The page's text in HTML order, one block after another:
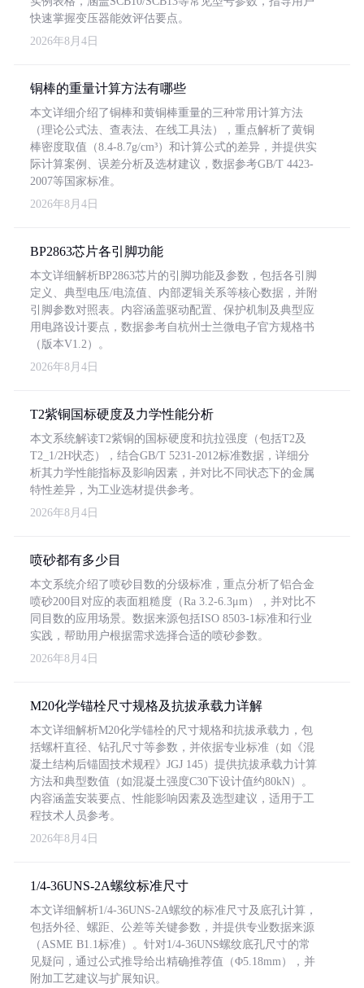
快速掌握变压器能效评估要点。
2026年8月4日
铜棒的重量计算方法有哪些
本文详细介绍了铜棒和黄铜棒重量的三种常用计算方法
（理论公式法、查表法、在线工具法），重点解析了黄铜
棒密度取值（8.4-8.7g/cm³）和计算公式的差异，并提供实
际计算案例、误差分析及选材建议，数据参考GB/T 4423-
2007等国家标准。
2026年8月4日
BP2863芯片各引脚功能
本文详细解析BP2863芯片的引脚功能及参数，包括各引脚
定义、典型电压/电流值、内部逻辑关系等核心数据，并附
引脚参数对照表。内容涵盖驱动配置、保护机制及典型应
用电路设计要点，数据参考自杭州士兰微电子官方规格书
（版本V1.2）。
2026年8月4日
T2紫铜国标硬度及力学性能分析
本文系统解读T2紫铜的国标硬度和抗拉强度（包括T2及
T2_1/2H状态），结合GB/T 5231-2012标准数据，详细分
析其力学性能指标及影响因素，并对比不同状态下的金属
特性差异，为工业选材提供参考。
2026年8月4日
喷砂都有多少目
本文系统介绍了喷砂目数的分级标准，重点分析了铝合金
喷砂200目对应的表面粗糙度（Ra 3.2-6.3μm），并对比不
同目数的应用场景。数据来源包括ISO 8503-1标准和行业
实践，帮助用户根据需求选择合适的喷砂参数。
2026年8月4日
M20化学锚栓尺寸规格及抗拔承载力详解
本文详细解析M20化学锚栓的尺寸规格和抗拔承载力，包
括螺杆直径、钻孔尺寸等参数，并依据专业标准（如《混
凝土结构后锚固技术规程》JGJ 145）提供抗拔承载力计算
方法和典型数值（如混凝土强度C30下设计值约80kN）。
内容涵盖安装要点、性能影响因素及选型建议，适用于工
程技术人员参考。
2026年8月4日
1/4-36UNS-2A螺纹标准尺寸
本文详细解析1/4-36UNS-2A螺纹的标准尺寸及底孔计算，
包括外径、螺距、公差等关键参数，并提供专业数据来源
（ASME B1.1标准）。针对1/4-36UNS螺纹底孔尺寸的常
见疑问，通过公式推导给出精确推荐值（Φ5.18mm），并
附加工艺建议与扩展知识。